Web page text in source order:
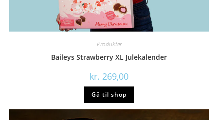
Produkter
Baileys Strawberry XL Julekalender
kr. 269,00
Gå til shop